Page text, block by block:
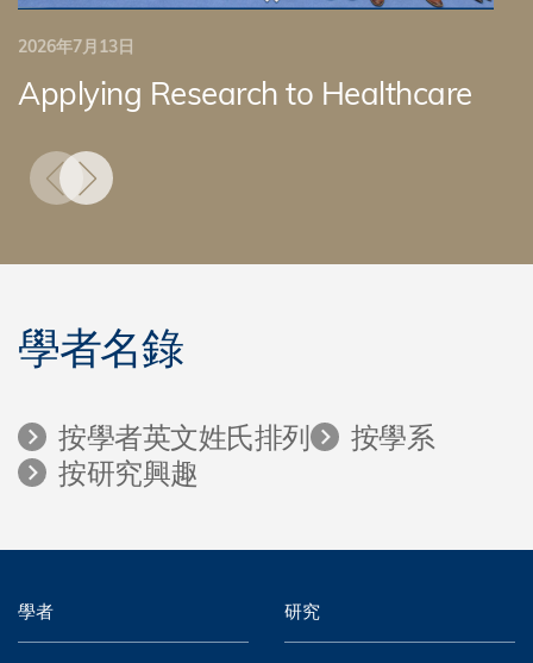
2026年7月13日
Applying Research to Healthcare
學者名錄
按學者英文姓氏排列
按學系
按研究興趣
學者 研究